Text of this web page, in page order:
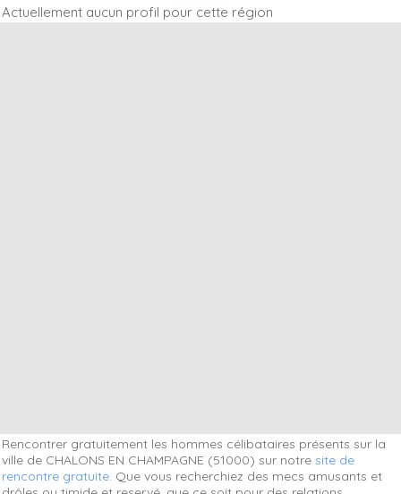
Actuellement aucun profil pour cette région
Rencontrer gratuitement les hommes célibataires présents sur la
ville de CHALONS EN CHAMPAGNE (51000) sur notre site de
rencontre gratuite. Que vous recherchiez des mecs amusants et